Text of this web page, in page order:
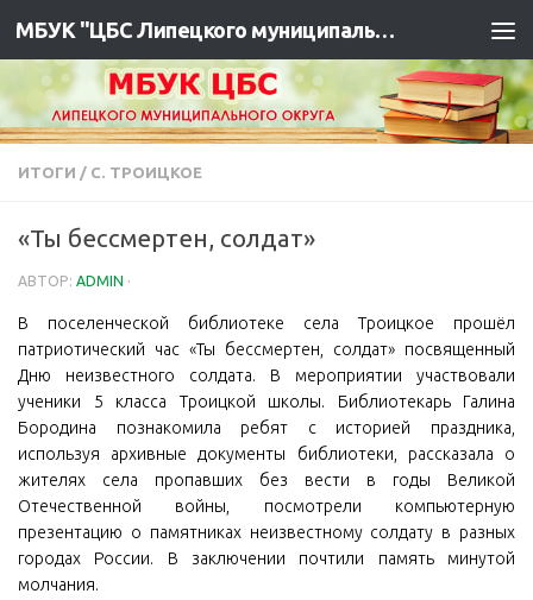
МБУК "ЦБС Липецкого муниципального района"
ИТОГИ / С. ТРОИЦКОЕ
«Ты бессмертен, солдат»
АВТОР: ADMIN ·
В поселенческой библиотеке села Троицкое прошёл
патриотический час «Ты бессмертен, солдат» посвященный
Дню неизвестного солдата. В мероприятии участвовали
ученики 5 класса Троицкой школы. Библиотекарь Галина
Бородина познакомила ребят с историей праздника,
используя архивные документы библиотеки, рассказала о
жителях села пропавших без вести в годы Великой
Отечественной войны, посмотрели компьютерную
презентацию о памятниках неизвестному солдату в разных
городах России. В заключении почтили память минутой
молчания.